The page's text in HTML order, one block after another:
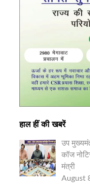
हाल हीं की खबरें
उप
कॉज
मंत्री
August